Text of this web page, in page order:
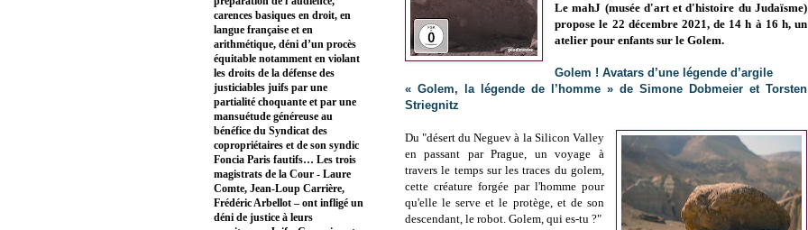
Le mahJ (musée d'art et d'histoire du Judaïsme)
propose le 22 décembre 2021, de 14 h à 16 h, un
atelier pour enfants sur le Golem.
Golem ! Avatars d’une légende d’argile
« Golem, la légende de l’homme » de Simone Dobmeier et Torsten
Striegnitz
Du "désert du Neguev à la Silicon Valley
en passant par Prague, un voyage à
travers le temps sur les traces du golem,
cette créature forgée par l'homme pour
qu'elle le serve et le protège, et de son
descendant, le robot. Golem, qui es-tu ?"
carences basiques en droit, en
langue française et en
arithmétique, déni d’un procès
équitable notamment en violant
les droits de la défense des
justiciables juifs par une
partialité choquante et par une
mansuétude généreuse au
bénéfice du Syndicat des
copropriétaires et de son syndic
Foncia Paris fautifs… Les trois
magistrats de la Cour - Laure
Comte, Jean-Loup Carrière,
Frédéric Arbellot – ont infligé un
déni de justice à leurs